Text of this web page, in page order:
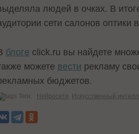
людей в очках. В
сети салонов оптики
блоге click.ru вы найдете
можете вести рекламу
бюджетов.
Теги: Нейросети Искусственный